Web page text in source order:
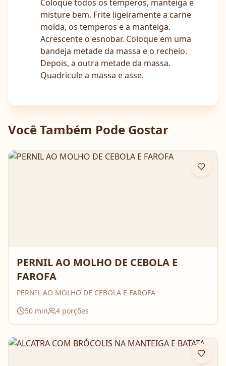
Coloque todos os temperos, manteiga e
misture bem. Frite ligeiramente a carne
moída, os temperos e a manteiga.
Acrescente o esnobar. Coloque em uma
bandeja metade da massa e o recheio.
Depois, a outra metade da massa.
Quadricule a massa e asse.
Você Também Pode Gostar
PERNIL AO MOLHO DE CEBOLA E
FAROFA
PERNIL AO MOLHO DE CEBOLA E FAROFA
50 min 4 porções